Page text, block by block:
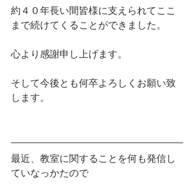
約４０年長い間皆様に支えられてここ
まで続けてくることができました。
心より感謝申し上げます。
そして今後とも何卒よろしくお願い致
します。
最近、教室に関することを何も発信し
ていなっかたので